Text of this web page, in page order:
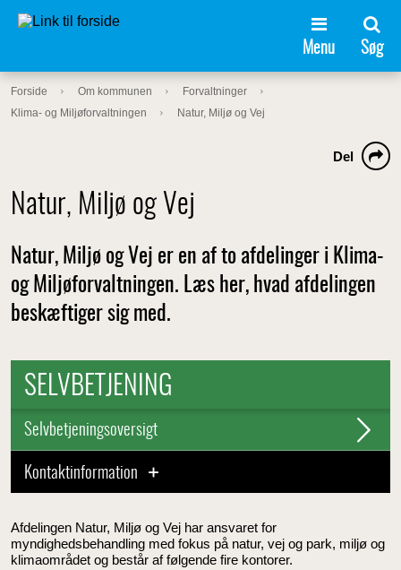
Menu Søg
Forside Om kommunen
Forvaltninger
Klima- og Miljøforvaltningen
Natur, Miljø og Vej
Natur, Miljø og Vej
Del
Natur, Miljø og Vej er en af to afdelinger i Klima-
og Miljøforvaltningen. Læs her, hvad afdelingen
beskæftiger sig med.
SELVBETJENING
Selvbetjeningsoversigt
Kontaktinformation
Afdelingen Natur, Miljø og Vej har ansvaret for
myndighedsbehandling med fokus på natur, vej og park, miljø og
klimaområdet og består af følgende fire kontorer.